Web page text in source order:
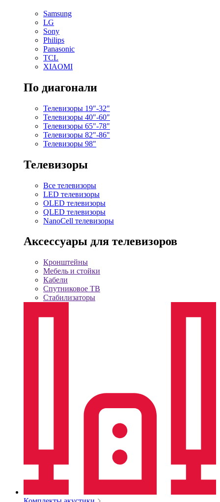
Samsung
LG
Sony
Philips
Panasonic
TCL
XIAOMI
По диагонали
Телевизоры 19"-32"
Телевизоры 40"-60"
Телевизоры 65"-78"
Телевизоры 82"-86"
Телевизоры 98"
Телевизоры
Все телевизоры
LED телевизоры
OLED телевизоры
QLED телевизоры
NanoCell телевизоры
Аксессуары для телевизоров
Кронштейны
Мебель и стойки
Кабели
Спутниковое ТВ
Стабилизаторы